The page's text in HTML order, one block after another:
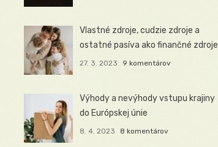
Vlastné zdroje, cudzie zdroje a
ostatné pasíva ako finančné zdroje
27. 3. 2023 9 komentárov
Výhody a nevýhody vstupu krajiny
do Európskej únie
8. 4. 2023 8 komentárov